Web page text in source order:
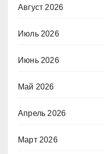
Август 2026
Июль 2026
Июнь 2026
Май 2026
Апрель 2026
Март 2026